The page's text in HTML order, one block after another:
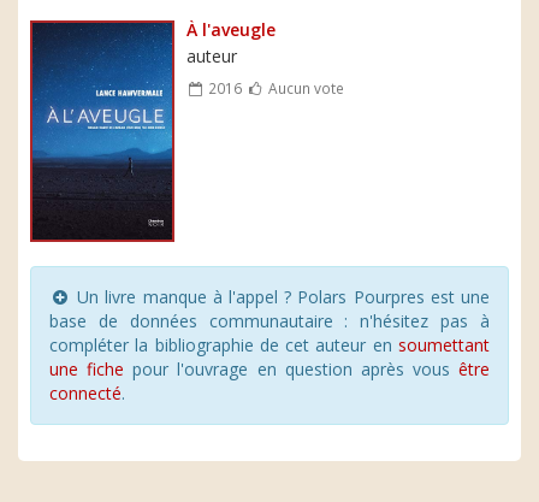
À l'aveugle
auteur
2016 Aucun vote
Un livre manque à l'appel ? Polars Pourpres est une
base de données communautaire : n'hésitez pas à
compléter la bibliographie de cet auteur en soumettant
une fiche pour l'ouvrage en question après vous être
connecté.